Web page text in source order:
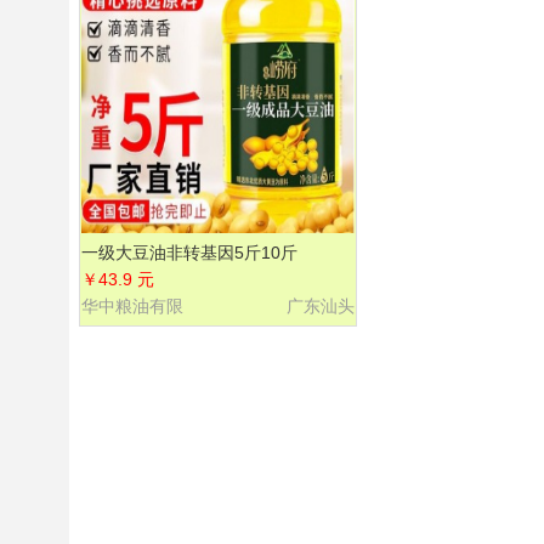
一级大豆油非转基因5斤10斤
&#65532特价批发浓香无添加家用食
用油
￥43.9 元
广东汕头
华中粮油有限
公司